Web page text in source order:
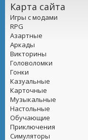
Карта сайта
Игры с модами
RPG
Азартные
Аркады
Викторины
Головоломки
Гонки
Казуальные
Карточные
Музыкальные
Настольные
Обучающие
Приключения
Симуляторы